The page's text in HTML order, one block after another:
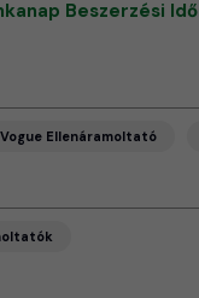
Beszerzési Idő
Ellenáramoltató